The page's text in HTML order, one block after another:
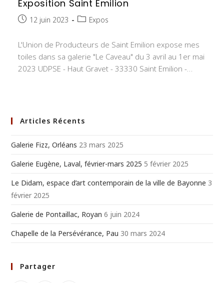
Exposition Saint Emilion
Publication
12 juin 2023
PostExpos
L'Union de Producteurs de Saint Emilion expose mes
toiles dans sa galerie "Le Caveau" du 3 avril au 1er mai
2023 UDPSE - Haut Gravet - 33330 Saint Emilion -…
Articles Récents
Galerie Fizz, Orléans 23 mars 2025
Galerie Eugène, Laval, février-mars 2025 5 février 2025
Le Didam, espace d’art contemporain de la ville de Bayonne 3
février 2025
Galerie de Pontaillac, Royan 6 juin 2024
Chapelle de la Persévérance, Pau 30 mars 2024
Partager